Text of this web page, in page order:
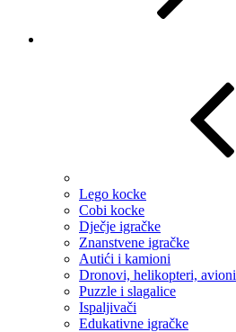
Lego kocke
Cobi kocke
Dječje igračke
Znanstvene igračke
Autići i kamioni
Dronovi, helikopteri, avioni
Puzzle i slagalice
Ispaljivači
Edukativne igračke